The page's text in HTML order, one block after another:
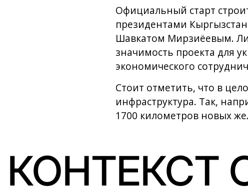
Официальный старт
президентами
Шавкатом Мирзиёевым.
значимость проекта для
экономического
Стоит отметить, что в
инфраструктура. Так,
1700 километров новых
КОНТЕКСТ